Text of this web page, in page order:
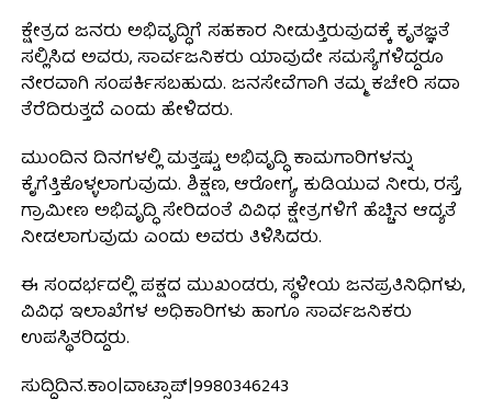
ಕ್ಷೇತ್ರದ ಜನರು ಅಭಿವೃದ್ಧಿಗೆ ಸಹಕಾರ ನೀಡುತ್ತಿರುವುದಕ್ಕೆ ಕೃತಜ್ಞತೆ
ಸಲ್ಲಿಸಿದ ಅವರು, ಸಾರ್ವಜನಿಕರು ಯಾವುದೇ ಸಮಸ್ಯೆಗಳಿದ್ದರೂ
ನೇರವಾಗಿ ಸಂಪರ್ಕಿಸಬಹುದು. ಜನಸೇವೆಗಾಗಿ ತಮ್ಮ ಕಚೇರಿ ಸದಾ
ತೆರೆದಿರುತ್ತದೆ ಎಂದು ಹೇಳಿದರು.
ಮುಂದಿನ ದಿನಗಳಲ್ಲಿ ಮತ್ತಷ್ಟು ಅಭಿವೃದ್ಧಿ ಕಾಮಗಾರಿಗಳನ್ನು
ಕೈಗೆತ್ತಿಕೊಳ್ಳಲಾಗುವುದು. ಶಿಕ್ಷಣ, ಆರೋಗ್ಯ, ಕುಡಿಯುವ ನೀರು, ರಸ್ತೆ,
ಗ್ರಾಮೀಣ ಅಭಿವೃದ್ಧಿ ಸೇರಿದಂತೆ ವಿವಿಧ ಕ್ಷೇತ್ರಗಳಿಗೆ ಹೆಚ್ಚಿನ ಆದ್ಯತೆ
ನೀಡಲಾಗುವುದು ಎಂದು ಅವರು ತಿಳಿಸಿದರು.
ಈ ಸಂದರ್ಭದಲ್ಲಿ ಪಕ್ಷದ ಮುಖಂಡರು, ಸ್ಥಳೀಯ ಜನಪ್ರತಿನಿಧಿಗಳು,
ವಿವಿಧ ಇಲಾಖೆಗಳ ಅಧಿಕಾರಿಗಳು ಹಾಗೂ ಸಾರ್ವಜನಿಕರು
ಉಪಸ್ಥಿತರಿದ್ದರು.
ಸುದ್ದಿದಿನ.ಕಾಂ|ವಾಟ್ಸಾಪ್|9980346243